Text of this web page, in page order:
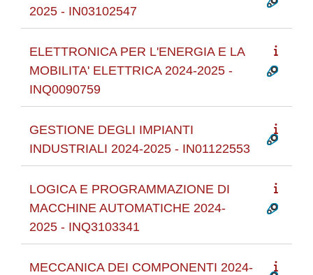
2025 - IN03102547
ELETTRONICA PER L'ENERGIA E LA
MOBILITA' ELETTRICA 2024-2025 -
INQ0090759
GESTIONE DEGLI IMPIANTI
INDUSTRIALI 2024-2025 - IN01122553
LOGICA E PROGRAMMAZIONE DI
MACCHINE AUTOMATICHE 2024-
2025 - INQ3103341
MECCANICA DEI COMPONENTI 2024-